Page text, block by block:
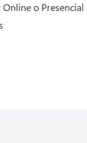
o Presencial